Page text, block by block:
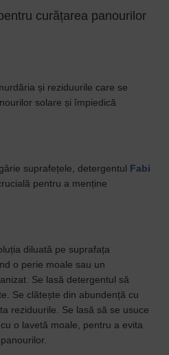
curățarea panourilor
și reziduurile care se
solare și împiedică
suprafețele, detergentul Fabi
pentru a menține
diluată pe suprafața
o perie moale sau un
Se lasă detergentul să
Se clătește din abundență cu
reziduurile. Se lasă să se usuce
o lavetă moale, pentru a evita